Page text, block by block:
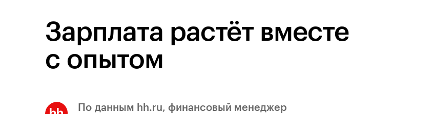
Зарплата растёт вместе
с опытом
По данным hh.ru, финансовый менеджер